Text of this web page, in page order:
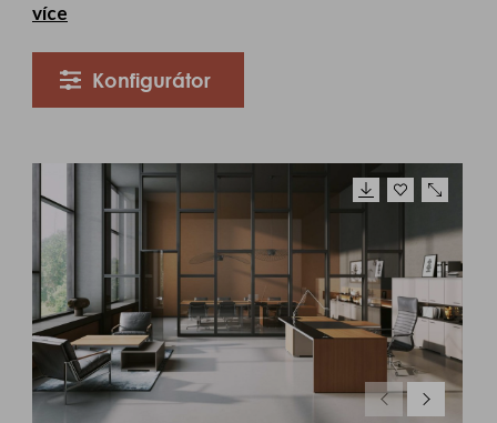
více
Konfigurátor